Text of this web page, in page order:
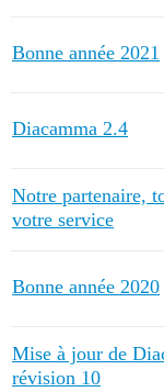
Bonne année 2021
Diacamma 2.4
Notre partenaire,
votre service
Bonne année 2020
Mise à jour de
révision 10